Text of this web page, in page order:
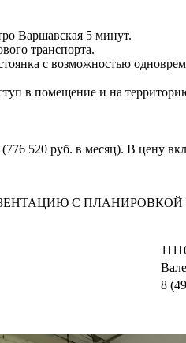
Варшавская 5 минут.
транспорта.
с возможностью
в помещение и на
520 руб. в месяц). В цену
С ПЛАНИРОВКОЙ И
8